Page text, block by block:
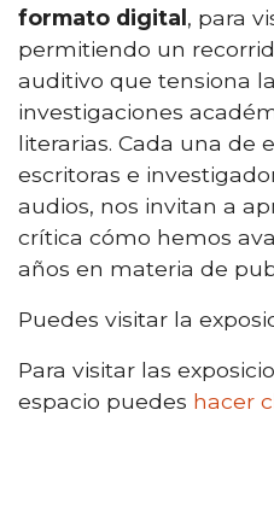
formato digital, para
permitiendo un
auditivo que tensiona
investigaciones
literarias. Cada una de
escritoras e
audios, nos invitan a
crítica cómo hemos
años en materia de
Puedes visitar la
Para visitar las
espacio puedes hacer